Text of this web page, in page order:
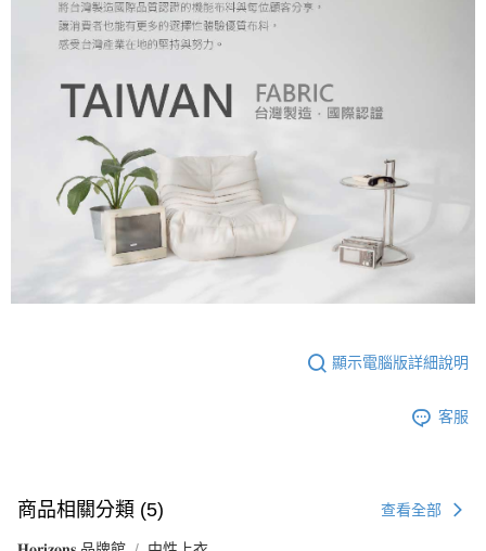
顯示電腦版詳細說明
客服
商品相關分類 (5) 查看全部